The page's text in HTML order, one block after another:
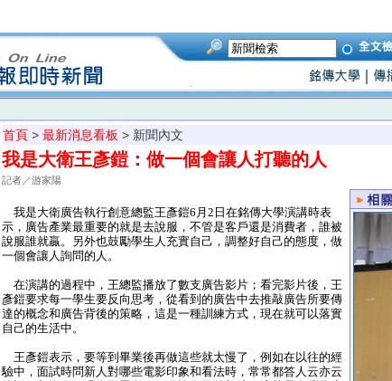
首頁 > 最新消息看板 > 新聞內文
我是大衛王彥鎧：做一個會讓人打聽的人
記者／游家陽
我是大衛廣告執行創意總監王彥鎧6月2日在銘傳大學演講時表
示，廣告產業最重要的就是去說服，不管是客戶還是消費者，誰被
說服誰就贏。另外也鼓勵學生人充實自己，調整好自己的態度，做
一個會讓人詢問的人。
在演講的過程中，王總監播放了數支廣告影片；看完影片後，王
彥鎧要求每一學生要反向思考，從看到的廣告中去推敲廣告所要傳
達的概念和廣告背後的策略，這是一種訓練方式，現在就可以落實
自己的生活中。
王彥鎧表示，要等到畢業後再做這些就太慢了，例如在以往的經
驗中，面試時問新人對哪些電影印象和看法時，常常都答人云亦云